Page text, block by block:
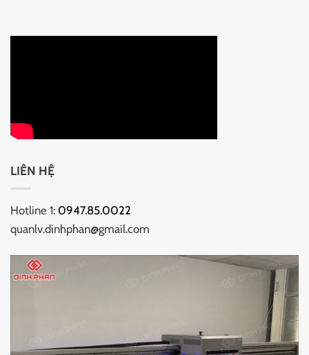
LIÊN HỆ
Hotline 1: 0947.85.0022
quanlv.dinhphan@gmail.com